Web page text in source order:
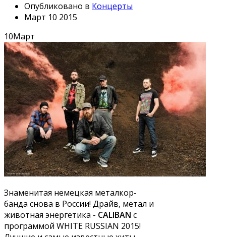
Опубликовано в Концерты
Март 10 2015
10Март
Знаменитая немецкая металкор-
банда снова в России! Драйв, метал и
животная энергетика - CALIBAN с
программой WHITE RUSSIAN 2015!